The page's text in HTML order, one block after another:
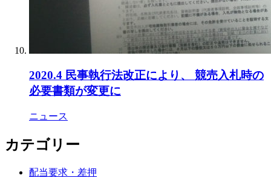
2020.4 民事執行法改正により、 競売入札時の
必要書類が変更に
ニュース
カテゴリー
配当要求・差押